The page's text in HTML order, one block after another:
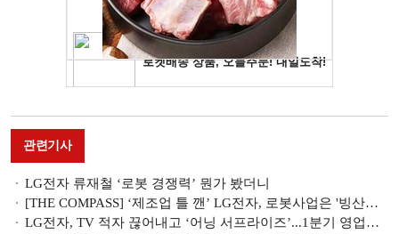
관련기사
LG전자 류재철 ‘로봇 경쟁력’ 뭔가 봤더니
[THE COMPASS] ‘제조업 틀 깬’ LG전자, 로봇사업은 '빙산의 일각'
LG전자, TV 적자 끊어내고 ‘어닝 서프라이즈’...1분기 영업익 1.7조